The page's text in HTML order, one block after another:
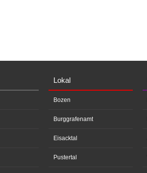
Lokal
Bozen
Burggrafenamt
Eisacktal
Pustertal